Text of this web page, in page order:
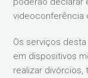
videoconferência
Os serviços
em dispositivos
realizar divórcios,